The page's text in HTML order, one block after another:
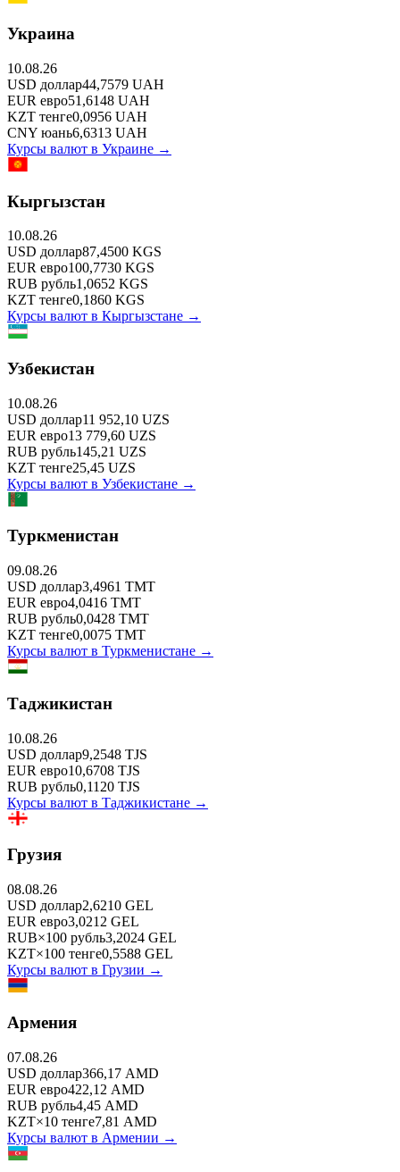
Украина
10.08.26
USD доллар44,7579 UAH
EUR евро51,6148 UAH
KZT тенге0,0956 UAH
CNY юань6,6313 UAH
Курсы валют в Украине →
Кыргызстан
10.08.26
USD доллар87,4500 KGS
EUR евро100,7730 KGS
RUB рубль1,0652 KGS
KZT тенге0,1860 KGS
Курсы валют в Кыргызстане →
Узбекистан
10.08.26
USD доллар11 952,10 UZS
EUR евро13 779,60 UZS
RUB рубль145,21 UZS
KZT тенге25,45 UZS
Курсы валют в Узбекистане →
Туркменистан
09.08.26
USD доллар3,4961 TMT
EUR евро4,0416 TMT
RUB рубль0,0428 TMT
KZT тенге0,0075 TMT
Курсы валют в Туркменистане →
Таджикистан
10.08.26
USD доллар9,2548 TJS
EUR евро10,6708 TJS
RUB рубль0,1120 TJS
Курсы валют в Таджикистане →
Грузия
08.08.26
USD доллар2,6210 GEL
EUR евро3,0212 GEL
RUB×100 рубль3,2024 GEL
KZT×100 тенге0,5588 GEL
Курсы валют в Грузии →
Армения
07.08.26
USD доллар366,17 AMD
EUR евро422,12 AMD
RUB рубль4,45 AMD
KZT×10 тенге7,81 AMD
Курсы валют в Армении →